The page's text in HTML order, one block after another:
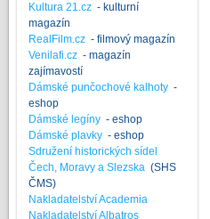
Kultura 21.cz - kulturní
magazín
RealFilm.cz - filmový magazín
Venilafi.cz - magazín
zajímavostí
Dámské punčochové kalhoty -
eshop
Dámské legíny - eshop
Dámské plavky - eshop
Sdružení historických sídel
Čech, Moravy a Slezska (SHS
ČMS)
Nakladatelství Academia
Nakladatelství Albatros